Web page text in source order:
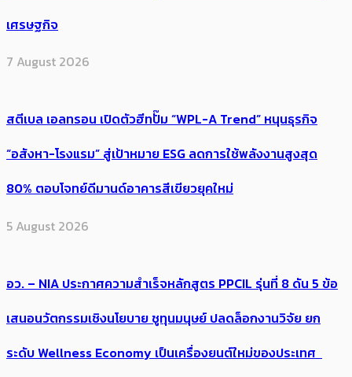
เศรษฐกิจ
7 August 2026
สตีเบล เอลทรอน เปิดตัวฮีทปั๊ม “WPL-A Trend” หนุนธุรกิจ
“อสังหา-โรงแรม” สู่เป้าหมาย ESG ลดการใช้พลังงานสูงสุด
80% ตอบโจทย์ดีมานด์อาคารสีเขียวยุคใหม่
5 August 2026
อว. – NIA ประกาศความสำเร็จหลักสูตร PPCIL รุ่นที่ 8 ดัน 5 ข้อ
เสนอนวัตกรรมเชิงนโยบาย ชูทุนมนุษย์ ปลดล็อกงานวิจัย ยก
ระดับ Wellness Economy เป็นเครื่องยนต์ใหม่ของประเทศ